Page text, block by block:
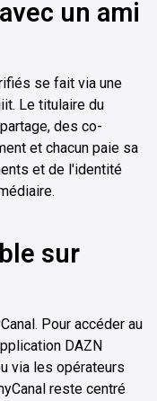
un ami
se fait via une
Le titulaire du
des co-
et chacun paie sa
et de l'identité
sur
Pour accéder au
DAZN
via les opérateurs
reste centré